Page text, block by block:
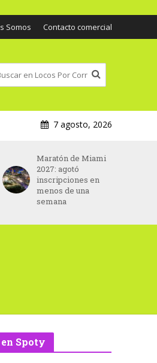
Somos Contacto comercial
7 agosto, 2026
Maratón de Miami
2027: agotó
inscripciones en
menos de una
semana
Spoty